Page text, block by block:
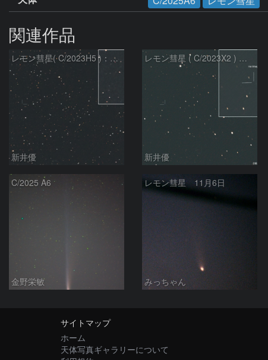
関連作品
レモン彗星( C/2023H5 )：2026/05/20
新井優
レモン彗星 ( C/2023X2 ) の予報位置：2026/05/29
新井優
C/2025 A6
金野栄敏
レモン彗星 11月6日
みっちゃん
サイトマップ
ホーム
天体写真ギャラリーについて